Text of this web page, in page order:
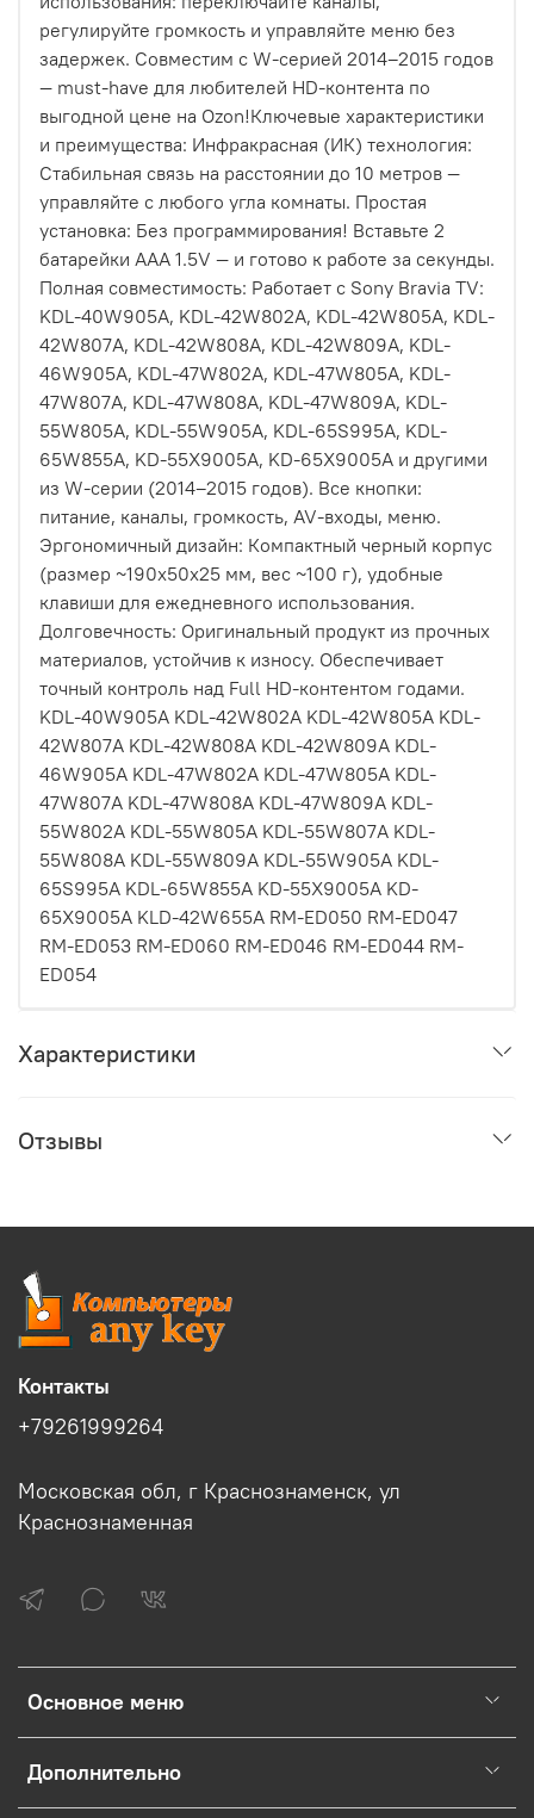
регулируйте громкость и управляйте меню без
задержек. Совместим с W-серией 2014–2015 годов
— must-have для любителей HD-контента по
выгодной цене на Ozon!Ключевые характеристики
и преимущества: Инфракрасная (ИК) технология:
Стабильная связь на расстоянии до 10 метров —
управляйте с любого угла комнаты. Простая
установка: Без программирования! Вставьте 2
батарейки AAA 1.5V — и готово к работе за секунды.
Полная совместимость: Работает с Sony Bravia TV:
KDL-40W905A, KDL-42W802A, KDL-42W805A, KDL-
42W807A, KDL-42W808A, KDL-42W809A, KDL-
46W905A, KDL-47W802A, KDL-47W805A, KDL-
47W807A, KDL-47W808A, KDL-47W809A, KDL-
55W805A, KDL-55W905A, KDL-65S995A, KDL-
65W855A, KD-55X9005A, KD-65X9005A и другими
из W-серии (2014–2015 годов). Все кнопки:
питание, каналы, громкость, AV-входы, меню.
Эргономичный дизайн: Компактный черный корпус
(размер ~190x50x25 мм, вес ~100 г), удобные
клавиши для ежедневного использования.
Долговечность: Оригинальный продукт из прочных
материалов, устойчив к износу. Обеспечивает
точный контроль над Full HD-контентом годами.
KDL-40W905A KDL-42W802A KDL-42W805A KDL-
42W807A KDL-42W808A KDL-42W809A KDL-
46W905A KDL-47W802A KDL-47W805A KDL-
47W807A KDL-47W808A KDL-47W809A KDL-
55W802A KDL-55W805A KDL-55W807A KDL-
55W808A KDL-55W809A KDL-55W905A KDL-
65S995A KDL-65W855A KD-55X9005A KD-
65X9005A KLD-42W655A RM-ED050 RM-ED047
RM-ED053 RM-ED060 RM-ED046 RM-ED044 RM-
ED054
Характеристики
Отзывы
Основное меню
Дополнительно
Контакты
+79261999264
Московская обл, г Краснознаменск, ул
Краснознаменная